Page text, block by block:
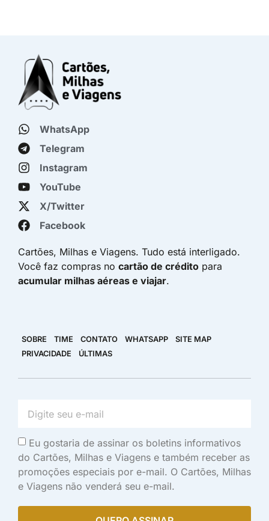
WhatsApp
Telegram
Instagram
YouTube
X/Twitter
Facebook
Cartões, Milhas e Viagens. Tudo está interligado.
Você faz compras no cartão de crédito para
acumular milhas aéreas e viajar.
SOBRE TIME CONTATO WHATSAPP
SITE MAP
PRIVACIDADE
ÚLTIMAS
Eu gostaria de assinar os boletins informativos
do Cartões, Milhas e Viagens e também receber as
promoções especiais por e-mail. O Cartões, Milhas
e Viagens não venderá seu e-mail.